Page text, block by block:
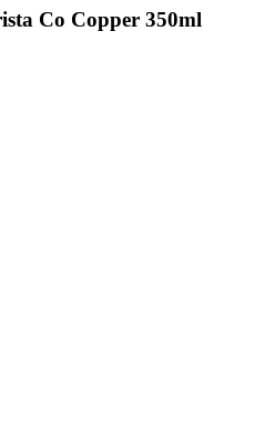
Co Copper 350ml